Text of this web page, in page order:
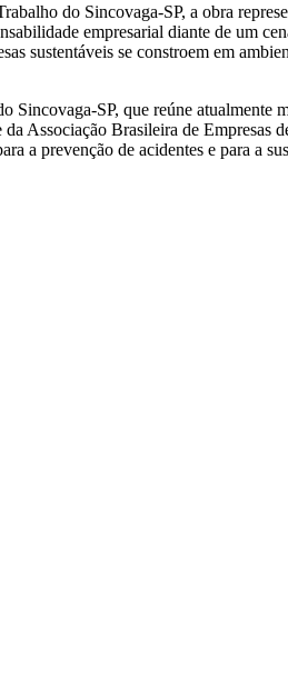
do Sincovaga-SP, a obra
empresarial diante de um
sustentáveis se constroem em
SP, que reúne atualmente
Associação Brasileira de
a prevenção de acidentes e para a